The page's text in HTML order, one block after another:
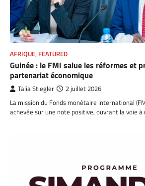
AFRIQUE, FEATURED
Guinée : le FMI salue les réformes et
partenariat économique
Talia Stiegler 2 juillet 2026
La mission du Fonds monétaire international
achevée sur une note positive, ouvrant la voie à